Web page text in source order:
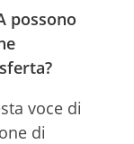
possono
voce di
di